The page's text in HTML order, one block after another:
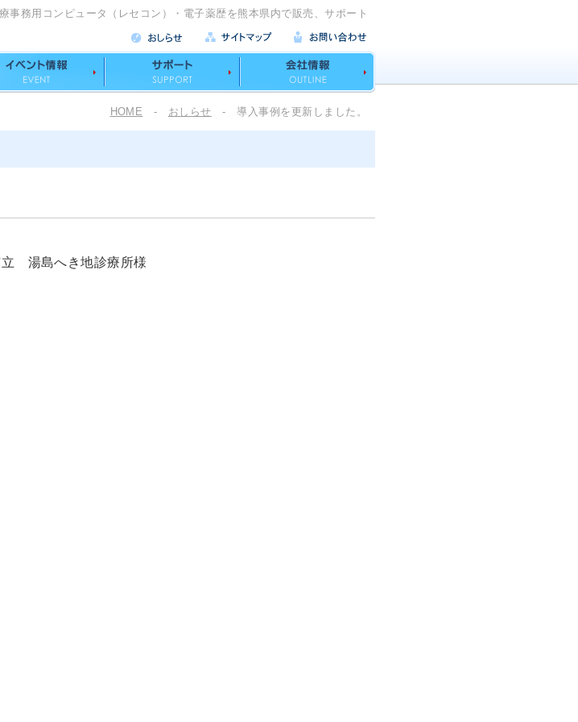
事務用コンピュータ（レセコン）・電子薬歴を熊本県内で販売、サポート
HOME - おしらせ - 導入事例を更新しました。
立 湯島へき地診療所様